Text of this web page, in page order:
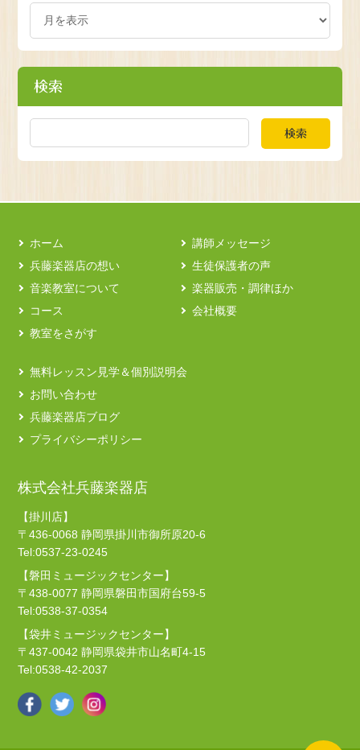
検索
検索
株式会社兵藤楽器店
【掛川店】
〒436-0068 静岡県掛川市御所原20-6
Tel:0537-23-0245
【磐田ミュージックセンター】
〒438-0077 静岡県磐田市国府台59-5
Tel:0538-37-0354
【袋井ミュージックセンター】
〒437-0042 静岡県袋井市山名町4-15
Tel:0538-42-2037
ホーム
兵藤楽器店の想い
音楽教室について
コース
教室をさがす
講師メッセージ
生徒保護者の声
楽器販売・調律ほか
会社概要
無料レッスン見学＆個別説明会
お問い合わせ
兵藤楽器店ブログ
プライバシーポリシー